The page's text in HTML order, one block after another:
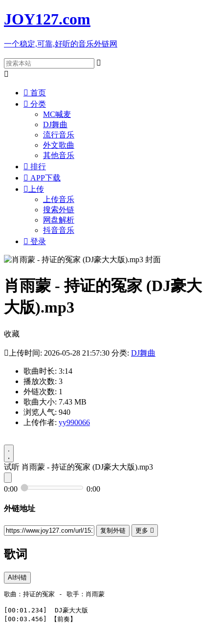
JOY127.com
一个稳定,可靠,好听的音乐外链网


 首页
 分类
MC喊麦
DJ舞曲
流行音乐
外文歌曲
其他音乐
 排行
 APP下载
 上传
上传音乐
搜索外链
网盘解析
抖音音乐
 登录
肖雨蒙 - 持证的冤家 (DJ豪大
大版).mp3
收藏
 上传时间: 2026-05-28 21:57:30 分类: DJ舞曲
歌曲时长: 3:14
播放次数: 3
外链次数: 1
歌曲大小: 7.43 MB
浏览人气: 940
上传作者: yy990066
试听 肖雨蒙 - 持证的冤家 (DJ豪大大版).mp3
0:00 0:00
外链地址
复制外链 更多 
歌词
AI纠错
歌曲：持证的冤家 - 歌手：肖雨蒙
[00:01.234]  DJ豪大大版
[00:03.456] 【前奏】